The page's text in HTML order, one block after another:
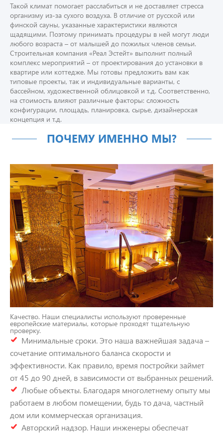
Такой климат помогает расслабиться и не доставляет стресса
организму из-за сухого воздуха. В отличие от русской или
финской сауны, указанные характеристики являются
щадящими. Поэтому принимать процедуры в ней могут люди
любого возраста – от малышей до пожилых членов семьи.
Строительная компания «Реал Эстейт» выполнит полный
комплекс мероприятий – от проектирования до установки в
квартире или коттедже. Мы готовы предложить вам как
типовые проекты, так и индивидуальные варианты, с
бассейном, художественной облицовкой и т.д. Соответственно,
на стоимость влияют различные факторы: сложность
конфигурации, площадь, планировка, сырье, дизайнерская
концепция и т.д.
ПОЧЕМУ ИМЕННО МЫ?
Качество. Наши специалисты используют проверенные
европейские материалы, которые проходят тщательную
проверку.
Минимальные сроки. Это наша важнейшая задача –
сочетание оптимального баланса скорости и
эффективности. Как правило, время постройки займет
от 45 до 90 дней, в зависимости от выбранных решений.
Любые объекты. Благодаря многолетнему опыту мы
работаем в любом помещении, будь то дача, частный
дом или коммерческая организация.
Авторский надзор. Наши инженеры обеспечат